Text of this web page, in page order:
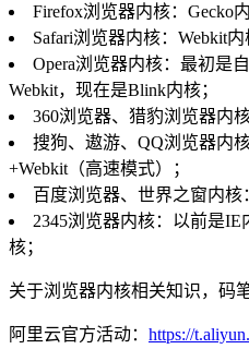
Firefox浏览器内核：Gecko
Safari浏览器内核：Webkit内
Opera浏览器内核：最初是
Webkit，现在是Blink内核；
360浏览器、猎豹浏览器内
搜狗、遨游、QQ浏览器内
+Webkit（高速模式）；
百度浏览器、世界之窗内核
2345浏览器内核：以前是IE
核；
关于浏览器内核相关知识，码
阿里云官方活动： https://